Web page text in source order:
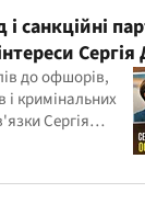
санкційні
"ФАРМАСЕЛ"
до офшорів,
і кримінальних
Сергія
через